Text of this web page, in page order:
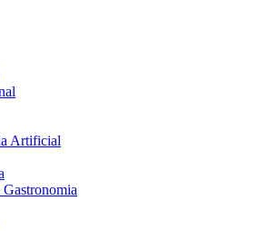
Artificial